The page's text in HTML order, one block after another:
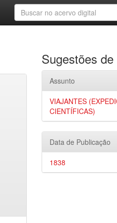
Sugestões
Assunto
VIAJANTES
CIENTÍFICAS)
Data de Publicação
1838